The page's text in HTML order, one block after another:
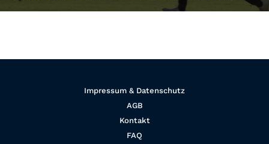
Impressum & Datenschutz
AGB
Kontakt
FAQ